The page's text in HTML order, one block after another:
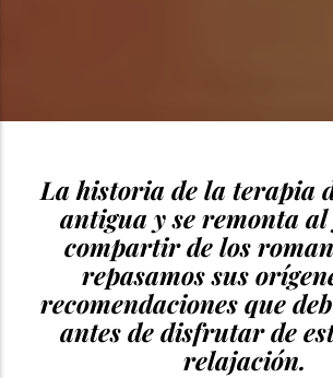
La historia de la terapia
antigua y se remonta al
compartir de los
repasamos sus
recomendaciones que
antes de disfrutar de
relajación.